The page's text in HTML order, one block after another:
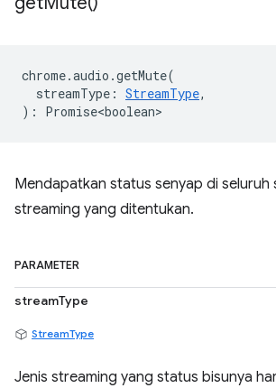
chrome.audio .getMute(
streamType : StreamType,
) : Promise<boolean>
Mendapatkan status senyap di seluruh
streaming yang ditentukan.
PARAMETER
streamType
StreamType
Jenis streaming yang status bisunya